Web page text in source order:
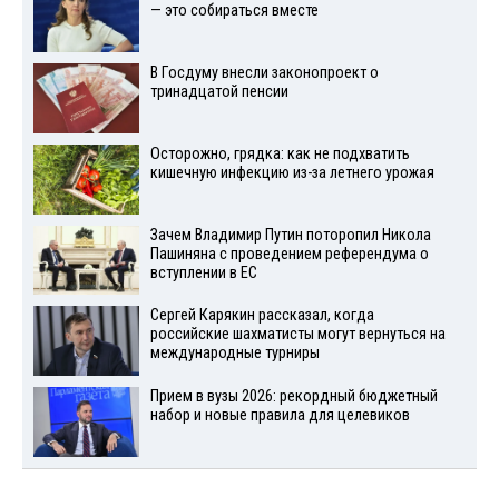
— это собираться вместе
В Госдуму внесли законопроект о
тринадцатой пенсии
Осторожно, грядка: как не подхватить
кишечную инфекцию из-за летнего урожая
Зачем Владимир Путин поторопил Никола
Пашиняна с проведением референдума о
вступлении в ЕС
Сергей Карякин рассказал, когда
российские шахматисты могут вернуться на
международные турниры
Прием в вузы 2026: рекордный бюджетный
набор и новые правила для целевиков